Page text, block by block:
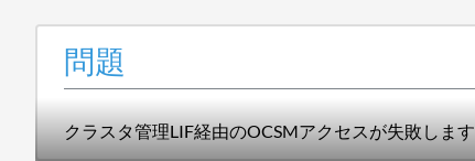
問題
クラスタ管理LIF経由のOCSMアクセスが失敗します